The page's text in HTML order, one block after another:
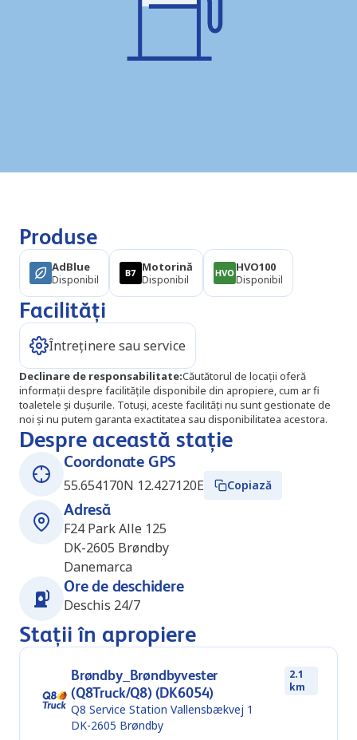
Produse
AdBlue
Disponibil
Motorină
Disponibil
HVO100
Disponibil
Facilități
Întreținere sau service
Declinare de responsabilitate:Căutătorul de locații oferă
informații despre facilitățile disponibile din apropiere, cum ar fi
toaletele și dușurile. Totuși, aceste facilități nu sunt gestionate de
noi și nu putem garanta exactitatea sau disponibilitatea acestora.
Despre această stație
Coordonate GPS
55.654170N 12.427120E
Copiază
Adresă
F24 Park Alle 125
DK-2605 Brøndby
Danemarca
Ore de deschidere
Deschis 24/7
Stații în apropiere
Brøndby_Brøndbyvester
(Q8Truck/Q8) (DK6054)
2.1
km
Q8 Service Station Vallensbækvej 1
DK-2605 Brøndby